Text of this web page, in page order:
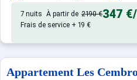
7 nuits À partir de 2190 €347 €
Frais de service + 19 €
Appartement Les